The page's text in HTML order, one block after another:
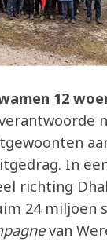
12
In
richting
24 miljoen
van